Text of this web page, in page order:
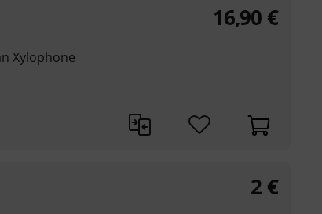
Xylophone
16,90 €
2 €